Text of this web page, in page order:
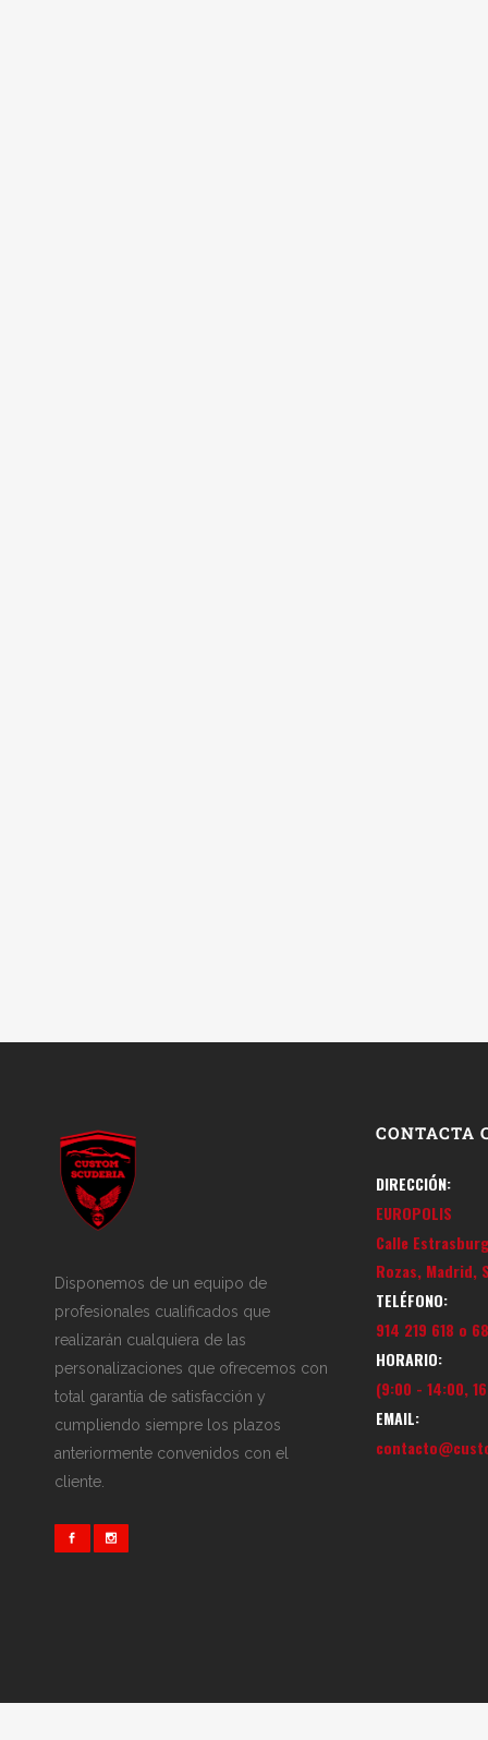
Disponemos de un equipo de
profesionales cualificados que
realizarán cualquiera de las
personalizaciones que ofrecemos con
total garantía de satisfacción y
cumpliendo siempre los plazos
anteriormente convenidos con el
cliente.
CONTACTA
DIRECCIÓN:
EUROPOLIS
Calle
Rozas, Madrid,
TELÉFONO:
914 219 618 o
HORARIO:
(9:00 - 14:00,
EMAIL: